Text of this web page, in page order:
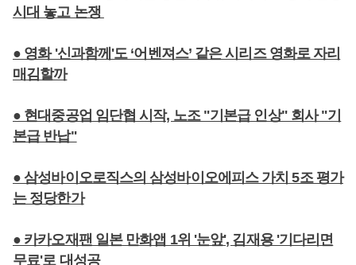
시대 놓고 논쟁
● 영화 '신과함께'도 ‘어벤져스’ 같은 시리즈 영화로 자리
매김할까
● 현대중공업 임단협 시작, 노조 "기본급 인상" 회사 "기
본급 반납"
● 삼성바이오로직스의 삼성바이오에피스 가치 5조 평가
는 정당한가
● 카카오재팬 일본 만화앱 1위 '눈앞', 김재용 '기다리면
무료'로 대성공